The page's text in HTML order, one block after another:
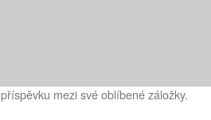
příspěvku mezi své oblíbené záložky.